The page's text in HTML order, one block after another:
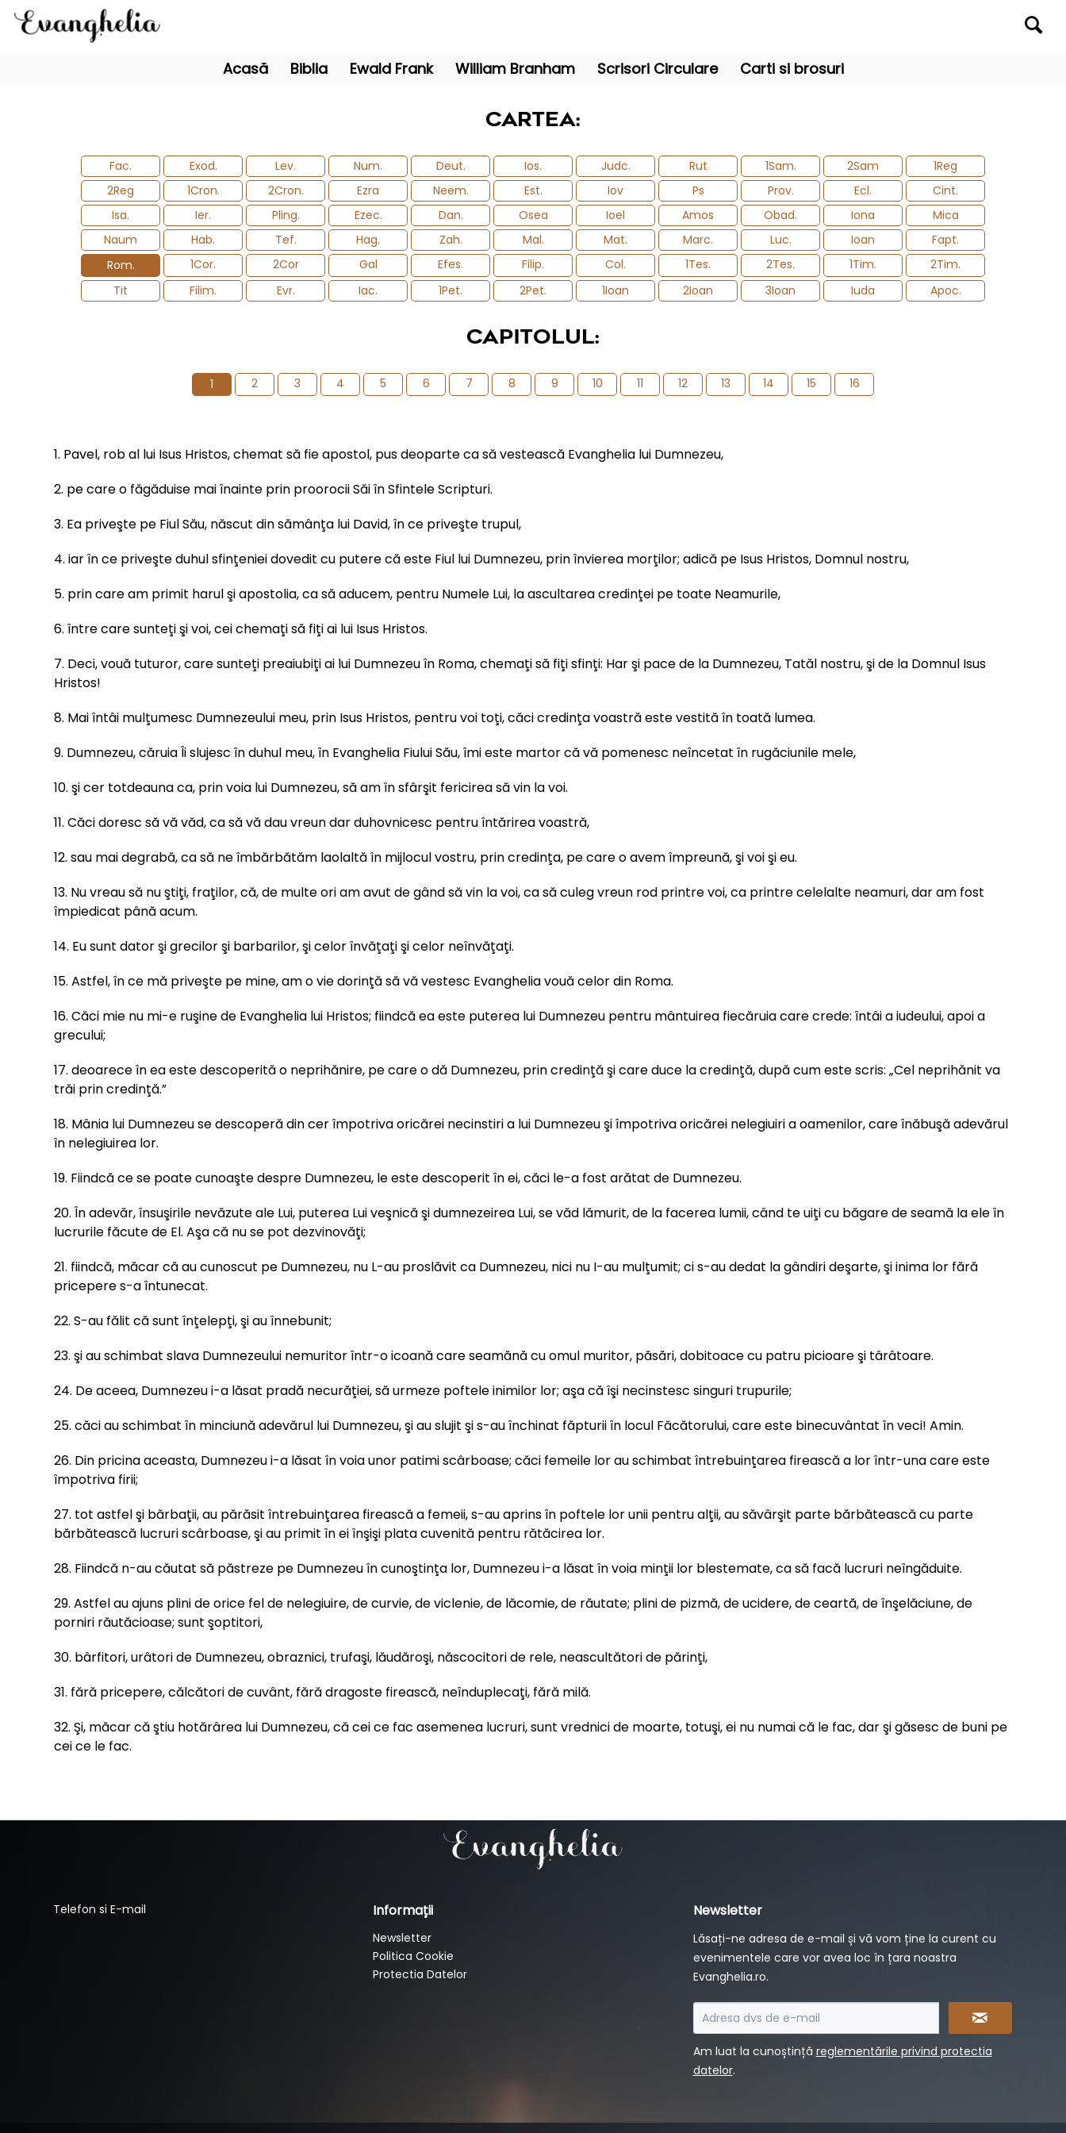
Acasă Biblia Ewald Frank William Branham Scrisori Circulare Carti si brosuri
CARTEA:
Fac. Exod. Lev. Num. Deut. Ios. Judc. Rut 1Sam. 2Sam
1Reg
2Reg
1Cron. 2Cron. Ezra Neem. Est. Iov Ps Prov. Ecl.
Cint.
Isa.
Ier. Pling. Ezec. Dan. Osea Ioel Amos Obad. Iona
Mica
Naum
Hab. Tef. Hag. Zah. Mal. Mat. Marc. Luc. Ioan
Fapt.
Rom.
1Cor. 2Cor Gal Efes. Filip. Col. 1Tes. 2Tes. 1Tim.
2Tim.
Tit
Filim. Evr. Iac. 1Pet. 2Pet. 1Ioan 2Ioan 3Ioan Iuda Apoc.
CAPITOLUL:
1 2 3 4 5 6 7 8 9 10 11 12 13 14 15 16
1. Pavel, rob al lui Isus Hristos, chemat să fie apostol, pus deoparte ca să vestească Evanghelia lui Dumnezeu,
2. pe care o făgăduise mai înainte prin proorocii Săi în Sfintele Scripturi.
3. Ea priveşte pe Fiul Său, născut din sămânţa lui David, în ce priveşte trupul,
4. iar în ce priveşte duhul sfinţeniei dovedit cu putere că este Fiul lui Dumnezeu, prin învierea morţilor; adică pe Isus Hristos, Domnul nostru,
5. prin care am primit harul şi apostolia, ca să aducem, pentru Numele Lui, la ascultarea credinţei pe toate Neamurile,
6. între care sunteţi şi voi, cei chemaţi să fiţi ai lui Isus Hristos.
7. Deci, vouă tuturor, care sunteţi preaiubiţi ai lui Dumnezeu în Roma, chemaţi să fiţi sfinţi: Har şi pace de la Dumnezeu, Tatăl nostru, şi de la Domnul Isus
Hristos!
8. Mai întâi mulţumesc Dumnezeului meu, prin Isus Hristos, pentru voi toţi, căci credinţa voastră este vestită în toată lumea.
9. Dumnezeu, căruia Îi slujesc în duhul meu, în Evanghelia Fiului Său, îmi este martor că vă pomenesc neîncetat în rugăciunile mele,
10. şi cer totdeauna ca, prin voia lui Dumnezeu, să am în sfârşit fericirea să vin la voi.
11. Căci doresc să vă văd, ca să vă dau vreun dar duhovnicesc pentru întărirea voastră,
12. sau mai degrabă, ca să ne îmbărbătăm laolaltă în mijlocul vostru, prin credinţa, pe care o avem împreună, şi voi şi eu.
13. Nu vreau să nu ştiţi, fraţilor, că, de multe ori am avut de gând să vin la voi, ca să culeg vreun rod printre voi, ca printre celelalte neamuri, dar am fost
împiedicat până acum.
14. Eu sunt dator şi grecilor şi barbarilor, şi celor învăţaţi şi celor neînvăţaţi.
15. Astfel, în ce mă priveşte pe mine, am o vie dorinţă să vă vestesc Evanghelia vouă celor din Roma.
16. Căci mie nu mi-e ruşine de Evanghelia lui Hristos; fiindcă ea este puterea lui Dumnezeu pentru mântuirea fiecăruia care crede: întâi a iudeului, apoi a
grecului;
17. deoarece în ea este descoperită o neprihănire, pe care o dă Dumnezeu, prin credinţă şi care duce la credinţă, după cum este scris: „Cel neprihănit va
trăi prin credinţă.”
18. Mânia lui Dumnezeu se descoperă din cer împotriva oricărei necinstiri a lui Dumnezeu şi împotriva oricărei nelegiuiri a oamenilor, care înăbuşă adevărul
în nelegiuirea lor.
19. Fiindcă ce se poate cunoaşte despre Dumnezeu, le este descoperit în ei, căci le-a fost arătat de Dumnezeu.
20. În adevăr, însuşirile nevăzute ale Lui, puterea Lui veşnică şi dumnezeirea Lui, se văd lămurit, de la facerea lumii, când te uiţi cu băgare de seamă la ele în
lucrurile făcute de El. Aşa că nu se pot dezvinovăţi;
21. fiindcă, măcar că au cunoscut pe Dumnezeu, nu L-au proslăvit ca Dumnezeu, nici nu I-au mulţumit; ci s-au dedat la gândiri deşarte, şi inima lor fără
pricepere s-a întunecat.
22. S-au fălit că sunt înţelepţi, şi au înnebunit;
23. şi au schimbat slava Dumnezeului nemuritor într-o icoană care seamănă cu omul muritor, păsări, dobitoace cu patru picioare şi târâtoare.
24. De aceea, Dumnezeu i-a lăsat pradă necurăţiei, să urmeze poftele inimilor lor; aşa că îşi necinstesc singuri trupurile;
25. căci au schimbat în minciună adevărul lui Dumnezeu, şi au slujit şi s-au închinat făpturii în locul Făcătorului, care este binecuvântat în veci! Amin.
26. Din pricina aceasta, Dumnezeu i-a lăsat în voia unor patimi scârboase; căci femeile lor au schimbat întrebuinţarea firească a lor într-una care este
împotriva firii;
27. tot astfel şi bărbaţii, au părăsit întrebuinţarea firească a femeii, s-au aprins în poftele lor unii pentru alţii, au săvârşit parte bărbătească cu parte
bărbătească lucruri scârboase, şi au primit în ei înşişi plata cuvenită pentru rătăcirea lor.
28. Fiindcă n-au căutat să păstreze pe Dumnezeu în cunoştinţa lor, Dumnezeu i-a lăsat în voia minţii lor blestemate, ca să facă lucruri neîngăduite.
29. Astfel au ajuns plini de orice fel de nelegiuire, de curvie, de viclenie, de lăcomie, de răutate; plini de pizmă, de ucidere, de ceartă, de înşelăciune, de
porniri răutăcioase; sunt şoptitori,
30. bârfitori, urâtori de Dumnezeu, obraznici, trufaşi, lăudăroşi, născocitori de rele, neascultători de părinţi,
31. fără pricepere, călcători de cuvânt, fără dragoste firească, neînduplecaţi, fără milă.
32. Şi, măcar că ştiu hotărârea lui Dumnezeu, că cei ce fac asemenea lucruri, sunt vrednici de moarte, totuşi, ei nu numai că le fac, dar şi găsesc de buni pe
cei ce le fac.
Telefon si E-mail Informații
Newsletter
Politica Cookie
Protectia Datelor
Newsletter
Lăsați-ne adresa de e-mail și vă vom ține la curent cu
evenimentele care vor avea loc în țara noastra
Evanghelia.ro.
Am luat la cunoștință reglementările privind protectia
datelor.